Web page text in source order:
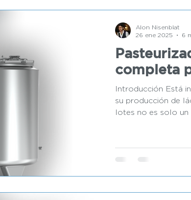
completa
Introducción Está
su producción de
lotes no es solo un
Alon Nisenblat
26 ene 2025
6